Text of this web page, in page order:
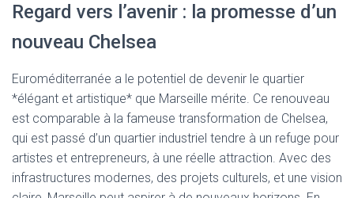
Regard vers l’avenir : la promesse d’un
nouveau Chelsea
Euroméditerranée a le potentiel de devenir le quartier
*élégant et artistique* que Marseille mérite. Ce renouveau
est comparable à la fameuse transformation de Chelsea,
qui est passé d’un quartier industriel tendre à un refuge pour
artistes et entrepreneurs, à une réelle attraction. Avec des
infrastructures modernes, des projets culturels, et une vision